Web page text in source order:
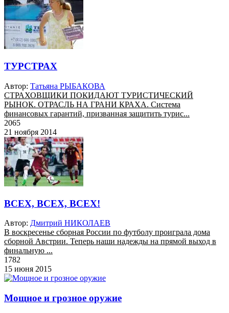
ТУРСТРАХ
Автор: Татьяна РЫБАКОВА
СТРАХОВЩИКИ ПОКИДАЮТ ТУРИСТИЧЕСКИЙ
РЫНОК. ОТРАСЛЬ НА ГРАНИ КРАХА. Система
финансовых гарантий, призванная защитить турис...
2065
21 ноября 2014
ВСЕХ, ВСЕХ, ВСЕХ!
Автор: Дмитрий НИКОЛАЕВ
В воскресенье сборная России по футболу проиграла дома
сборной Австрии. Теперь наши надежды на прямой выход в
финальную ...
1782
15 июня 2015
Мощное и грозное оружие